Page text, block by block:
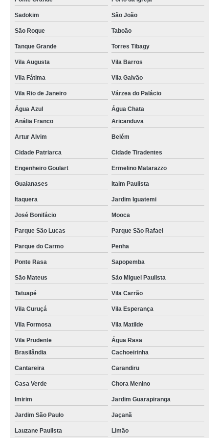
manutenção portão eletrônico preço no Jardim Tranquilidade
manutenção portão de garagem no Parque Continental
empresa de manutenção de portão de correr na São Roque
quanto custa manutenção de portão em são paulo na Lauzane Paulista
empresas de manutenção de portão em São Mateus
manutenção portão eletrônico na Maia
manutenções de portão deslizante Jardim Oliveira,
manutenção portão eletrônico preço na Paraventi
manutenções de portão de correr no Mandaqui
empresa de manutenção de portão de correr na Água Azul
empresa de manutenção portão eletrônico em Guaianases
manutenção de portão em sp na Lavras
manutenção de portão em são paulo na São João
quanto custa manutenção portão eletrônico na Casa Verde
manutenção de portões de garagem no Parque Continental
empresa de manutenção de portão em sp na Cantareira
quanto custa manutenção de portão no Parque Continental
manutenções de portão em sp na Bananal
quanto custa manutenção de portões basculantes na Porto da Igreja
manutenções de portões basculantes na Parada Inglesa
empresa de manutenção para portão na Vila Barros
Sadokim São João
São Roque Taboão
Tanque Grande Torres Tibagy
Vila Augusta Vila Barros
Vila Fátima Vila Galvão
Vila Rio de Janeiro Várzea do Palácio
Água Azul
Água Chata
Anália Franco
Aricanduva
Artur Alvim Belém
Cidade Patriarca Cidade Tiradentes
Engenheiro Goulart Ermelino Matarazzo
Guaianases Itaim Paulista
Itaquera Jardim Iguatemi
José Bonifácio Mooca
Parque São Lucas Parque São Rafael
Parque do Carmo Penha
Ponte Rasa Sapopemba
São Mateus São Miguel Paulista
Tatuapé Vila Carrão
Vila Curuçá Vila Esperança
Vila Formosa Vila Matilde
Vila Prudente
Água Rasa
Brasilândia
Cachoeirinha
Cantareira Carandiru
Casa Verde Chora Menino
Imirim Jardim Guarapiranga
Jardim São Paulo Jaçanã
Lauzane Paulista Limão